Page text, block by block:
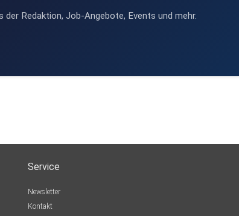
Redaktion, Job-Angebote, Events und mehr.
Service
Newsletter
Kontakt